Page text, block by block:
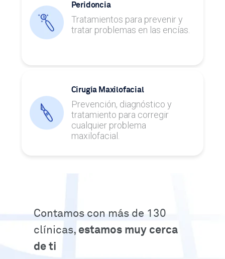
Peridoncia
Tratamientos para prevenir y
tratar problemas en las encías.
Cirugía Maxilofacial
Prevención, diagnóstico y
tratamiento para corregir
cualquier problema
maxilofacial.
Contamos con más de 130
clínicas, estamos muy cerca
de ti